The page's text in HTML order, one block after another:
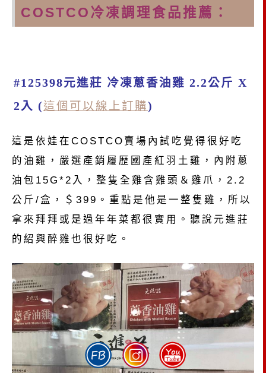
COSTCO冷凍調理食品推薦：
#125398元進莊 冷凍蔥香油雞 2.2公斤 X
2入 (這個可以線上訂購)
這是依娃在COSTCO賣場內試吃覺得很好吃
的油雞，嚴選產銷履歴國產紅羽土雞，內附蔥
油包15G*2入，整隻全雞含雞頭＆雞爪，2.2
公斤/盒，＄399。重點是他是一整隻雞，所以
拿來拜拜或是過年年菜都很實用。聽說元進莊
的紹興醉雞也很好吃。